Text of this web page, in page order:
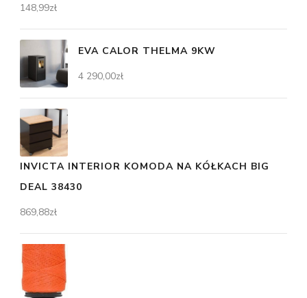
148,99zł
EVA CALOR THELMA 9KW
4 290,00zł
INVICTA INTERIOR KOMODA NA KÓŁKACH BIG
DEAL 38430
869,88zł